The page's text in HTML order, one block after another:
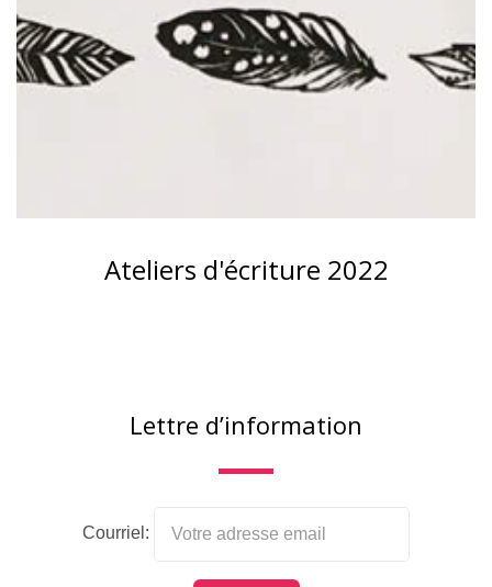
Ateliers d'écriture 2022
Lettre d’information
Courriel: